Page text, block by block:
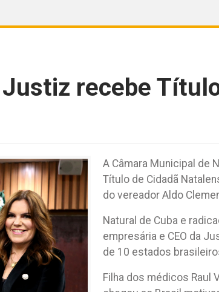
recebe
A Câmara Municipal de
Título de Cidadã
do vereador Aldo
Natural de Cuba e
empresária e CEO da
de 10 estados
Filha dos médicos Raul